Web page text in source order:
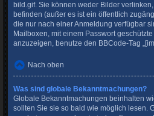
bild.gif. Sie können weder Bilder
befinden (außer es ist ein öffentlich
die nur nach einer Anmeldung verfügbar
Mailboxen, mit einem Passwort
anzuzeigen, benutze den BBCode-Tag
Nach oben
Was sind globale Bekanntmachungen?
Globale Bekanntmachungen beinhalten
sollten Sie sie so bald wie möglich lesen.